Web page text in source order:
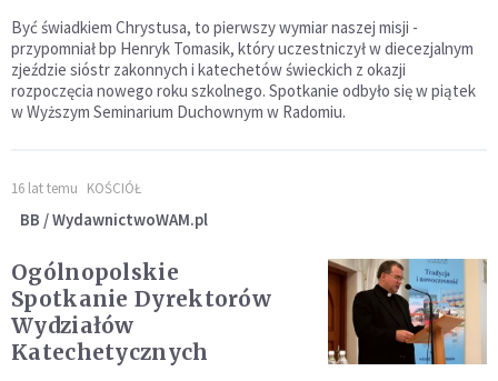
Być świadkiem Chrystusa, to pierwszy wymiar naszej misji -
przypomniał bp Henryk Tomasik, który uczestniczył w diecezjalnym
zjeździe sióstr zakonnych i katechetów świeckich z okazji
rozpoczęcia nowego roku szkolnego. Spotkanie odbyło się w piątek
w Wyższym Seminarium Duchownym w Radomiu.
16 lat temu KOŚCIÓŁ
BB / WydawnictwoWAM.pl
Ogólnopolskie
Spotkanie Dyrektorów
Wydziałów
Katechetycznych